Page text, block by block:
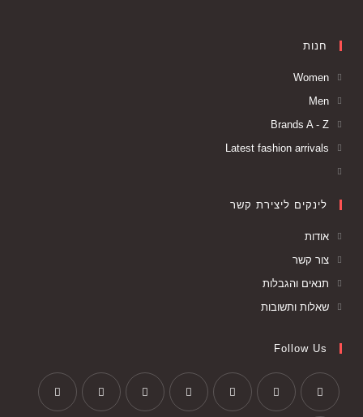
חנות
Women
Men
Brands A - Z
Latest fashion arrivals
לינקים ליצירת קשר
אודות
צור קשר
תנאים והגבלות
שאלות ותשובות
Follow Us